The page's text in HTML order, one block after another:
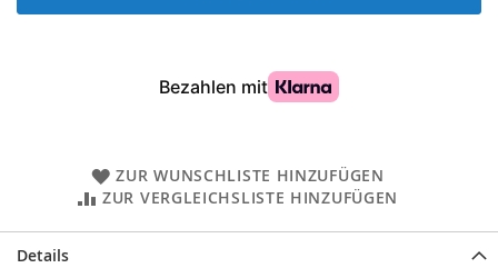
ZUR WUNSCHLISTE HINZUFÜGEN
ZUR VERGLEICHSLISTE HINZUFÜGEN
Details